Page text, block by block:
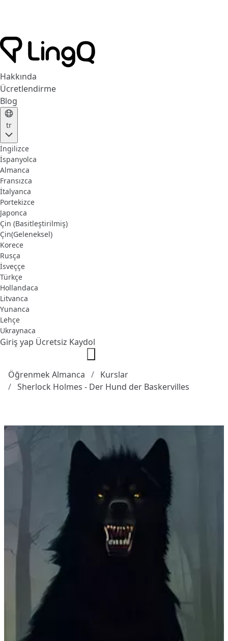
Hakkında
Ücretlendirme
Blog
tr
İngilizce
İspanyolca
Almanca
Fransızca
İtalyanca
Portekizce
Japonca
Çin (Basitleştirilmiş)
Çin(Geleneksel)
Korece
Rusça
İsveççe
Türkçe
Hollandaca
Litvanca
Yunanca
Lehçe
Ukraynaca
Giriş yap Ücretsiz Kaydol
Öğrenmek Almanca
Kurslar
Sherlock Holmes - Der Hund der Baskervilles